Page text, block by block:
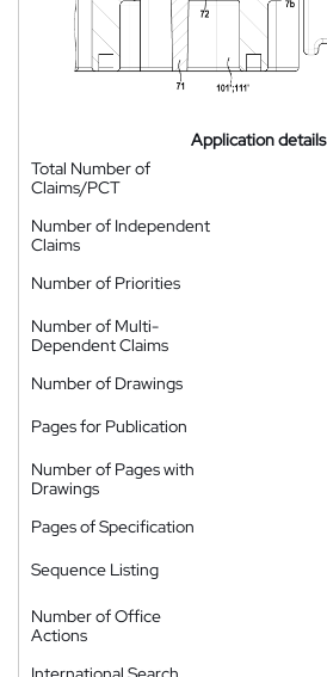
Application details
Total Number of
Claims/PCT
Number of Independent
Claims
Number of Priorities
Number of Multi-
Dependent Claims
Number of Drawings
Pages for Publication
Number of Pages with
Drawings
Pages of Specification
Sequence Listing
Number of Office
Actions